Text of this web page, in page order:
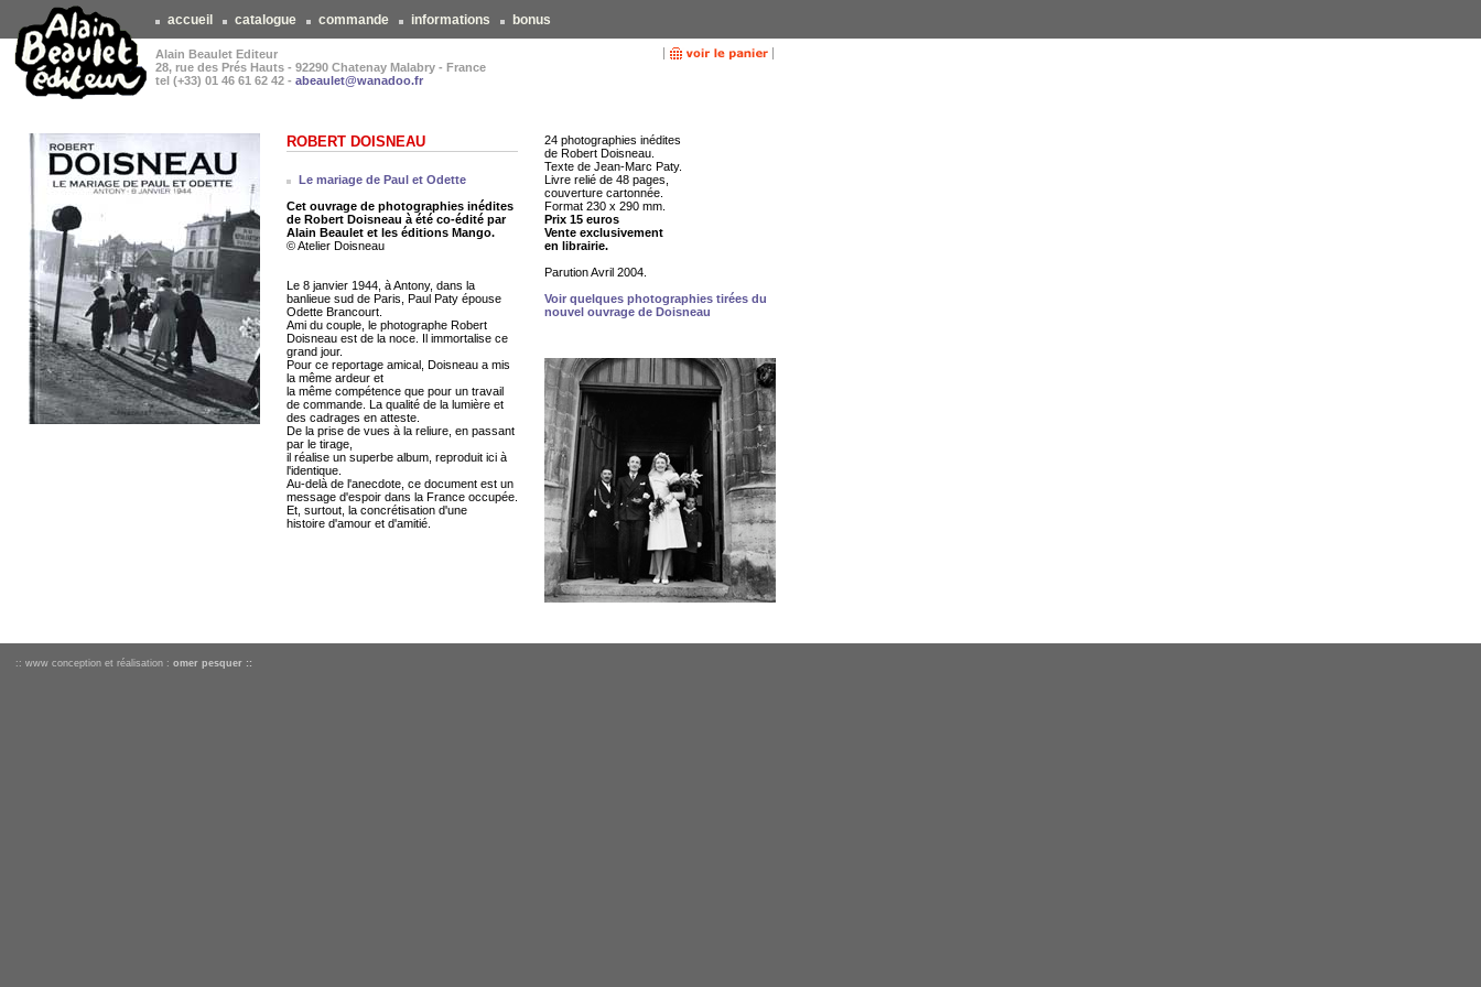
accueil catalogue commande informations bonus
Alain Beaulet Editeur
28, rue des Prés Hauts - 92290 Chatenay Malabry - France
tel (+33) 01 46 61 62 42 - abeaulet@wanadoo.fr
ROBERT DOISNEAU
Le mariage de Paul et Odette
Cet ouvrage de photographies inédites
de Robert Doisneau à été co-édité par
Alain Beaulet et les éditions Mango.
© Atelier Doisneau
Le 8 janvier 1944, à Antony, dans la
banlieue sud de Paris, Paul Paty épouse
Odette Brancourt.
Ami du couple, le photographe Robert
Doisneau est de la noce. Il immortalise ce
grand jour.
Pour ce reportage amical, Doisneau a mis
la même ardeur et
la même compétence que pour un travail
de commande. La qualité de la lumière et
des cadrages en atteste.
De la prise de vues à la reliure, en passant
par le tirage,
il réalise un superbe album, reproduit ici à
l'identique.
Au-delà de l'anecdote, ce document est un
message d'espoir dans la France occupée.
Et, surtout, la concrétisation d'une
histoire d'amour et d'amitié.
24 photographies inédites
de Robert Doisneau.
Texte de Jean-Marc Paty.
Livre relié de 48 pages,
couverture cartonnée.
Format 230 x 290 mm.
Prix 15 euros
Vente exclusivement
en librairie.
Parution Avril 2004.
Voir quelques photographies tirées du
nouvel ouvrage de Doisneau
:: www conception et réalisation : omer pesquer ::